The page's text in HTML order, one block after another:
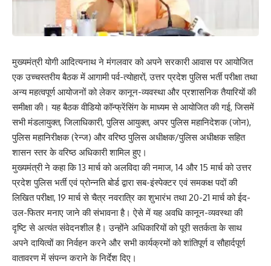
मुख्यमंत्री योगी आदित्यनाथ ने मंगलवार को अपने सरकारी आवास पर आयोजित
एक उच्चस्तरीय बैठक में आगामी पर्व-त्योहारों, उत्तर प्रदेश पुलिस भर्ती परीक्षा तथा
अन्य महत्वपूर्ण आयोजनों को लेकर कानून-व्यवस्था और प्रशासनिक तैयारियों की
समीक्षा की। यह बैठक वीडियो कॉन्फ्रेंसिंग के माध्यम से आयोजित की गई, जिसमें
सभी मंडलायुक्त, जिलाधिकारी, पुलिस आयुक्त, अपर पुलिस महानिदेशक (जोन),
पुलिस महानिरीक्षक (रेन्ज) और वरिष्ठ पुलिस अधीक्षक/पुलिस अधीक्षक सहित
शासन स्तर के वरिष्ठ अधिकारी शामिल हुए।
मुख्यमंत्री ने कहा कि 13 मार्च को अलविदा की नमाज, 14 और 15 मार्च को उत्तर
प्रदेश पुलिस भर्ती एवं प्रोन्नति बोर्ड द्वारा सब-इंस्पेक्टर एवं समकक्ष पदों की
लिखित परीक्षा, 19 मार्च से चैत्र नवरात्रि का शुभारंभ तथा 20-21 मार्च को ईद-
उल-फितर मनाए जाने की संभावना है। ऐसे में यह अवधि कानून-व्यवस्था की
दृष्टि से अत्यंत संवेदनशील है। उन्होंने अधिकारियों को पूरी सतर्कता के साथ
अपने दायित्वों का निर्वहन करने और सभी कार्यक्रमों को शांतिपूर्ण व सौहार्दपूर्ण
वातावरण में संपन्न कराने के निर्देश दिए।